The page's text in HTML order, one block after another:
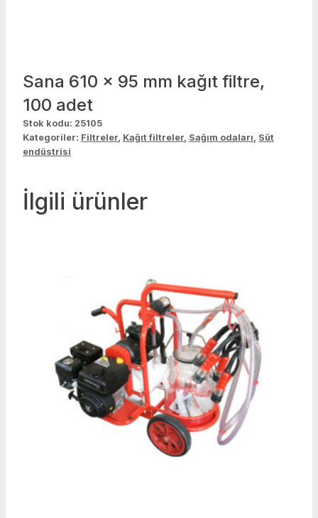
Sana 610 x 95 mm kağıt filtre,
100 adet
Stok kodu: 25105
Kategoriler: Filtreler, Kağıt filtreler, Sağım odaları, Süt
endüstrisi
İlgili ürünler